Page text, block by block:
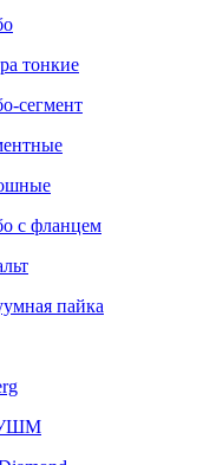
тонкие
сегмент
с фланцем
пайка
УШМ